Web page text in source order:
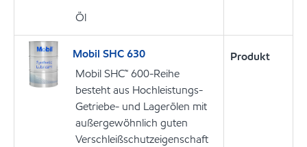
Öl
Mobil SHC 630
Mobil SHC™ 600-Reihe
besteht aus Hochleistungs-
Getriebe- und Lagerölen mit
außergewöhnlich guten
Verschleißschutzeigenschaft
Produkt